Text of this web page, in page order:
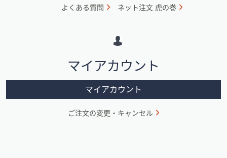
ン
よくある質問 ネット注文 虎の巻
マイアカウント
マイアカウント
ご注文の変更・キャンセル